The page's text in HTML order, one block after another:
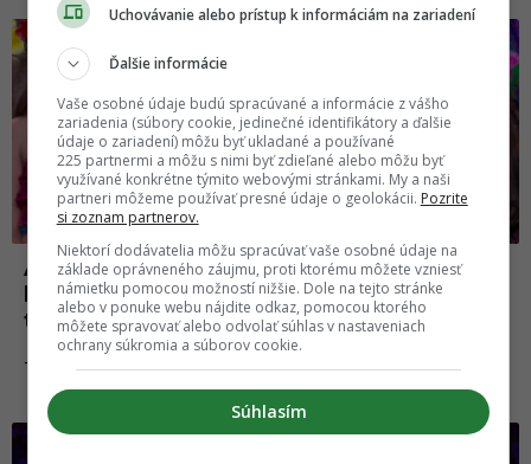
Aj dnešné Česko Slovensko má talent
bude o dojemných príbehoch. Toto všetko
tam uvidíš
TV & MEDIA 25.09.2024
Uchovávanie alebo prístup k informáciám na zariadení
Ďalšie informácie
Vaše osobné údaje budú spracúvané a informácie z vášho
zariadenia (súbory cookie, jedinečné identifikátory a ďalšie
údaje o zariadení) môžu byť ukladané a používané
225 partnermi a môžu s nimi byť zdieľané alebo môžu byť
využívané konkrétne týmito webovými stránkami. My a naši
partneri môžeme používať presné údaje o geolokácii. Pozrite
si zoznam partnerov.
Niektorí dodávatelia môžu spracúvať vaše osobné údaje na
základe oprávneného záujmu, proti ktorému môžete vzniesť
námietku pomocou možností nižšie. Dole na tejto stránke
alebo v ponuke webu nájdite odkaz, pomocou ktorého
môžete spravovať alebo odvolať súhlas v nastaveniach
ochrany súkromia a súborov cookie.
Súhlasím